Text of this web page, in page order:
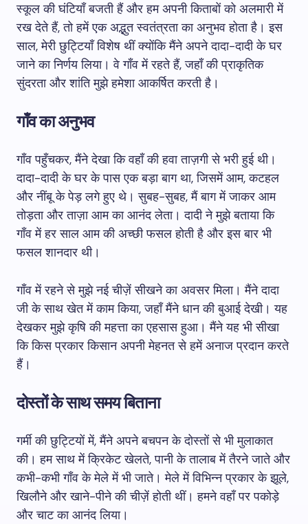
स्कूल की घंटियाँ बजती हैं और हम अपनी किताबों को अलमारी में
रख देते हैं, तो हमें एक अद्भुत स्वतंत्रता का अनुभव होता है। इस
साल, मेरी छुट्टियाँ विशेष थीं क्योंकि मैंने अपने दादा-दादी के घर
जाने का निर्णय लिया। वे गाँव में रहते हैं, जहाँ की प्राकृतिक
सुंदरता और शांति मुझे हमेशा आकर्षित करती है।
गाँव का अनुभव
गाँव पहुँचकर, मैंने देखा कि वहाँ की हवा ताज़गी से भरी हुई थी।
दादा-दादी के घर के पास एक बड़ा बाग था, जिसमें आम, कटहल
और नींबू के पेड़ लगे हुए थे। सुबह-सुबह, मैं बाग में जाकर आम
तोड़ता और ताज़ा आम का आनंद लेता। दादी ने मुझे बताया कि
गाँव में हर साल आम की अच्छी फसल होती है और इस बार भी
फसल शानदार थी।
गाँव में रहने से मुझे नई चीज़ें सीखने का अवसर मिला। मैंने दादा
जी के साथ खेत में काम किया, जहाँ मैंने धान की बुआई देखी। यह
देखकर मुझे कृषि की महत्ता का एहसास हुआ। मैंने यह भी सीखा
कि किस प्रकार किसान अपनी मेहनत से हमें अनाज प्रदान करते
हैं।
दोस्तों के साथ समय बिताना
गर्मी की छुट्टियों में, मैंने अपने बचपन के दोस्तों से भी मुलाकात
की। हम साथ में क्रिकेट खेलते, पानी के तालाब में तैरने जाते और
कभी-कभी गाँव के मेले में भी जाते। मेले में विभिन्न प्रकार के झूले,
खिलौने और खाने-पीने की चीज़ें होती थीं। हमने वहाँ पर पकोड़े
और चाट का आनंद लिया।